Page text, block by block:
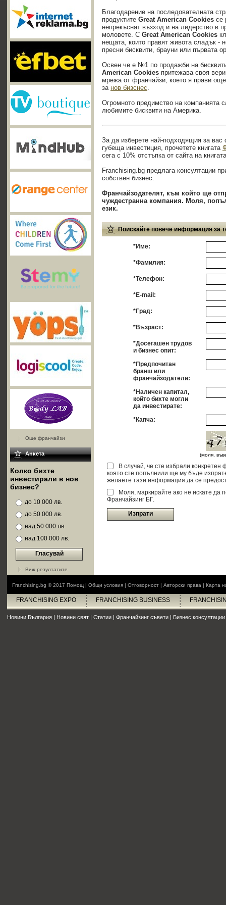
Още франчайзи
Анкета
Колко бихте
инвестирали в нов
бизнес?
до 10 000 лв.
до 50 000 лв.
над 50 000 лв.
над 100 000 лв.
Гласувай
Виж резултатите
Благодарение на последователната
продуктите Great American Cookies се
непрекъснат възход и на лидерство в
моловете. С Great American Cookies
нещата, които правят живота сладък -
пресни бисквити, брауни или първата
Освен че е №1 по продажби на
American Cookies притежава своя
мрежа от франчайзи, което я прави
за нов бизснес.
Огромното предимство на компанията
любимите бисквити на Америка.
За да изберете най-подходящия за вас
губеща инвестиция, прочетете книгата
сега с 10% отстъпка от сайта на
Franchising.bg предлага консултации
собствен бизнес.
Франчайзодателят, към който ще
чуждестранна компания. Моля,
език.
Поискайте повече информация за
*Име:
*Фамилия:
*Телефон:
*E-mail:
*Град:
*Възраст:
*Досегашен трудов
и бизнес опит:
*Предпочитан
бранш или
франчайзодатели:
*Наличен капитал,
който бихте могли
да инвестирате:
*Капча:
(моля,
В случай, че сте избрали
която сте попълнили ще му бъде
желаете тази информация да се
Моля, маркирайте ако не искате да
Франчайзинг БГ.
Изпрати
Franchising.bg © 2017 Помощ | Общи условия | Отговорност | Авторски права | Карта
FRANCHISING EXPO FRANCHISING BUSINESS
Новини България | Новини свят | Статии | Франчайзинг съвети | Бизнес консултации